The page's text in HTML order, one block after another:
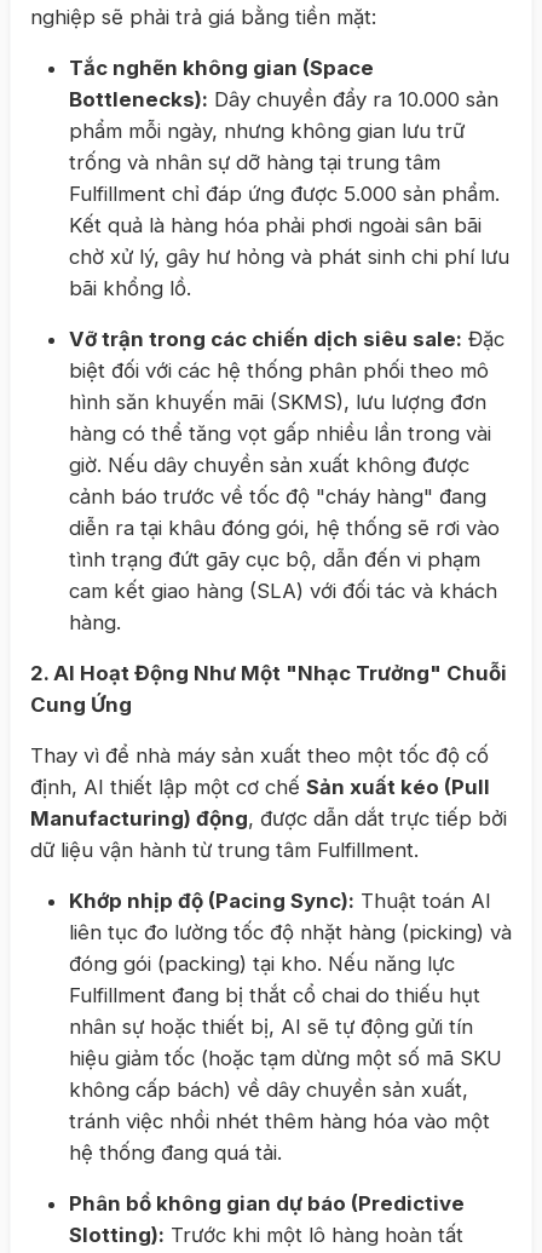
nghiệp sẽ phải trả giá bằng tiền mặt:
Tắc nghẽn không gian (Space
Bottlenecks): Dây chuyền đẩy ra 10.000 sản
phẩm mỗi ngày, nhưng không gian lưu trữ
trống và nhân sự dỡ hàng tại trung tâm
Fulfillment chỉ đáp ứng được 5.000 sản phẩm.
Kết quả là hàng hóa phải phơi ngoài sân bãi
chờ xử lý, gây hư hỏng và phát sinh chi phí lưu
bãi khổng lồ.
Vỡ trận trong các chiến dịch siêu sale: Đặc
biệt đối với các hệ thống phân phối theo mô
hình săn khuyến mãi (SKMS), lưu lượng đơn
hàng có thể tăng vọt gấp nhiều lần trong vài
giờ. Nếu dây chuyền sản xuất không được
cảnh báo trước về tốc độ "cháy hàng" đang
diễn ra tại khâu đóng gói, hệ thống sẽ rơi vào
tình trạng đứt gãy cục bộ, dẫn đến vi phạm
cam kết giao hàng (SLA) với đối tác và khách
hàng.
2. AI Hoạt Động Như Một "Nhạc Trưởng" Chuỗi
Cung Ứng
Thay vì để nhà máy sản xuất theo một tốc độ cố
định, AI thiết lập một cơ chế Sản xuất kéo (Pull
Manufacturing) động, được dẫn dắt trực tiếp bởi
dữ liệu vận hành từ trung tâm Fulfillment.
Khớp nhịp độ (Pacing Sync): Thuật toán AI
liên tục đo lường tốc độ nhặt hàng (picking) và
đóng gói (packing) tại kho. Nếu năng lực
Fulfillment đang bị thắt cổ chai do thiếu hụt
nhân sự hoặc thiết bị, AI sẽ tự động gửi tín
hiệu giảm tốc (hoặc tạm dừng một số mã SKU
không cấp bách) về dây chuyền sản xuất,
tránh việc nhồi nhét thêm hàng hóa vào một
hệ thống đang quá tải.
Phân bổ không gian dự báo (Predictive
Slotting): Trước khi một lô hàng hoàn tất